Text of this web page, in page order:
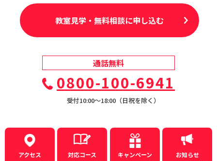
教室見学・無料相談に申し込む
通話無料
0800-100-6941
受付10:00〜18:00（日祝を除く）
アクセス 対応コース キャンペーン お知らせ